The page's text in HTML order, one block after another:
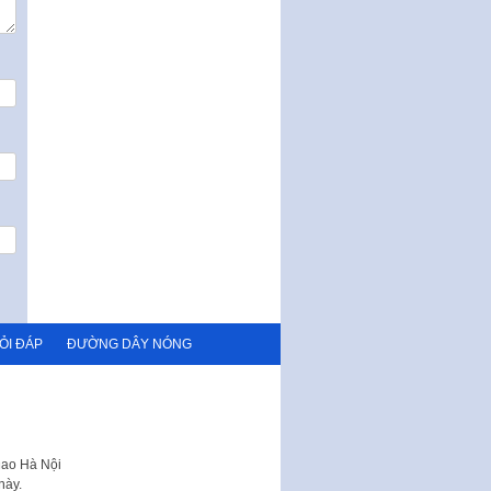
ĐÁP ĐƯỜNG DÂY NÓNG
Hà Nội